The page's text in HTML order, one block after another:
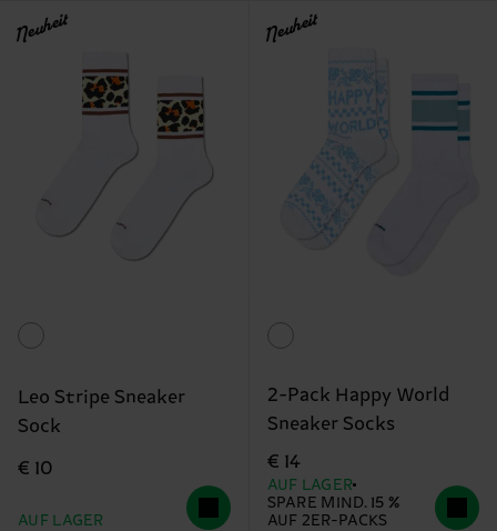
Neuheit
Leo Stripe Sneaker
Sock
€ 10
AUF LAGER
Neuheit
2-Pack Happy World
Sneaker Socks
€ 14
AUF LAGER
SPARE MIND. 15 %
AUF 2ER-PACKS